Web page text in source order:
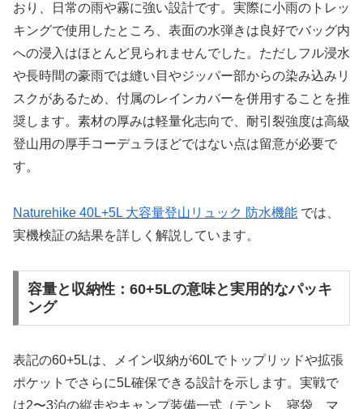
おり、日常の雨や霧に強い設計です。実際に小雨のトレッ
キングで使用したところ、表面の水弾きは良好でバッグ内
への浸入はほとんど見られませんでした。ただしフル浸水
や長時間の豪雨では縫い目やジッパー部からの染み込みリ
スクがあるため、付属のレインカバーを併用することを推
奨します。素材の厚みは軽量化志向で、耐引裂強度は高級
登山用の厚手コーデュラほどではない点は留意が必要で
す。
Naturehike 40L+5L 大容量登山リュック 防水機能 では、
実機検証の結果を詳しく解説しています。
容量と収納性：60+5Lの意味と実用的なパッキ
ング
表記の60+5Lは、メイン収納が60Lでトップリッドや拡張
ポケットでさらに5L確保できる設計を示します。実戦で
は2〜3泊の縦走やキャンプ装備一式（テント、寝袋、マ